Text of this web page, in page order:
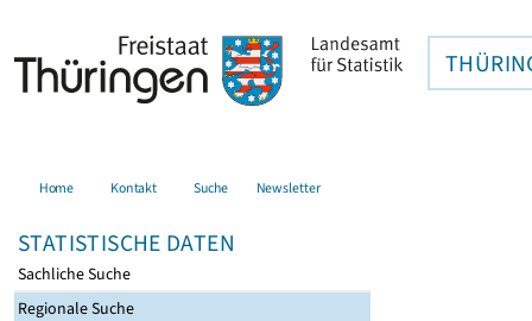
Home Kontakt Suche Newsletter
STATISTISCHE DATEN
Sachliche Suche
Regionale Suche